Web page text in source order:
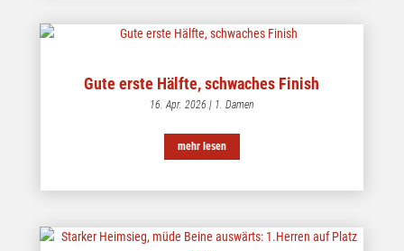
Gute erste Hälfte, schwaches Finish
16. Apr. 2026 | 1. Damen
mehr lesen